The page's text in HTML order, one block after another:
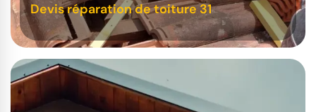
Devis réparation de toiture 31